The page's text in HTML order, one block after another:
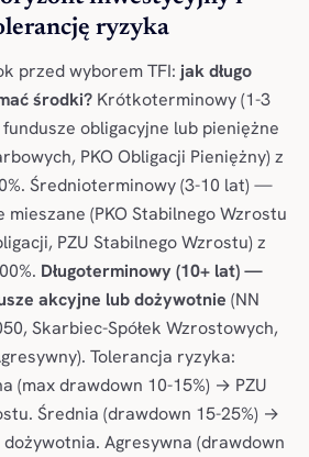
ryzyka
przed wyborem TFI: jak długo
środki?Krótkoterminowy (1-3
obligacyjne lub pieniężne
PKO Obligacji Pieniężny) z
Średnioterminowy (3-10 lat) —
(PKO Stabilnego Wzrostu
PZU Stabilnego Wzrostu) z
Długoterminowy (10+ lat) —
akcyjne lub dożywotnie (NN
Skarbiec-Spółek Wzrostowych,
Tolerancja ryzyka:
(max drawdown 10-15%) → PZU
Średnia (drawdown 15-25%) →
Agresywna (drawdown